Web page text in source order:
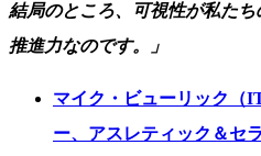
結局のところ、可視性が私た
推進力なのです。」
マイク・ビューリック（
ー、アスレティック＆セ